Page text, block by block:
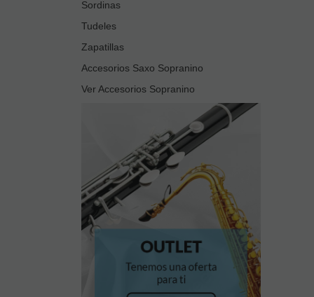
Sordinas
Tudeles
Zapatillas
Accesorios Saxo Sopranino
Ver Accesorios Sopranino
Cookies de redes sociales externas, que se utilizan para que los
visitantes puedan interactuar con el contenido de diferentes
plataformas sociales (Facebook, YouTube, Twitter, LinkedIn,
etc.) y que se generan únicamente para los usuarios de dichas
redes sociales. Las condiciones de utilización de estas cookies y
la información recopilada, se regula por la política de privacidad
Puede informarse de forma concreta sobre qué cookies
estamos utilizando y cuál es la finalidad de cada una de ellas en
Política de Cookies, donde también le explicaremos
cómo puede retirar su consentimiento y eliminarlas de su
Si desea navegar solo con las cookies necesarias pulse:
BLOQUEAR COOKIES